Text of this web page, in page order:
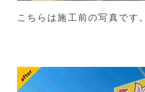
こちらは施工前の写真です。